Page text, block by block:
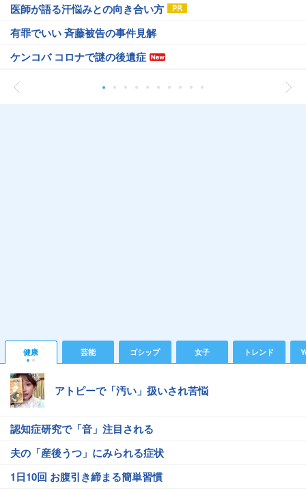
医師が語る汗悩みとの向き合い方
有罪でいい 斉藤被告の事件見解
ケンコバ コロナで謎の後遺症
健康 芸能 ゴシップ 女子 トレンド
アトピーで「汚い」扱いされ苦悩
認知症研究で「音」注目される
夫の「産後うつ」にみられる症状
1日10回 お腹引き締まる簡単習慣